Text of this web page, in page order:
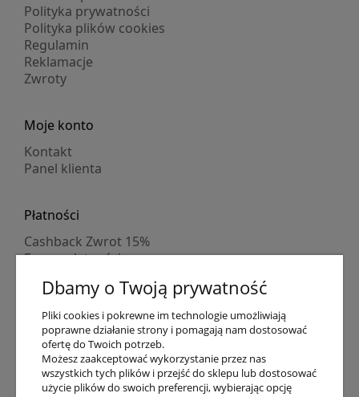
Polityka prywatności
Polityka plików cookies
Regulamin
Reklamacje
Zwroty
Moje konto
Kontakt
Panel klienta
Płatności
Cashback Zwrot 15%
Formy płatności
Numer konta
PayPo kupujesz, nie płacisz
Progi rabatowe
Promocje
Dostawa
Dbamy o Twoją prywatność
Pliki cookies i pokrewne im technologie umożliwiają
poprawne działanie strony i pomagają nam dostosować
ofertę do Twoich potrzeb.
Możesz zaakceptować wykorzystanie przez nas
wszystkich tych plików i przejść do sklepu lub dostosować
użycie plików do swoich preferencji, wybierając opcję